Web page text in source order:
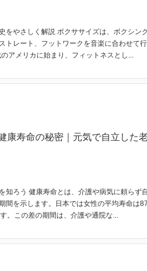
をやさしく解説 ボクササイズは、ボクシン
トレート、フットワークを音楽に合わせて
アメリカに始まり、フィットネスとし...
康寿命の秘密｜元気で自立した
知ろう 健康寿命とは、介護や病気に頼らず
間を示します。日本では女性の平均寿命は
。この差の期間は、介護や通院な...